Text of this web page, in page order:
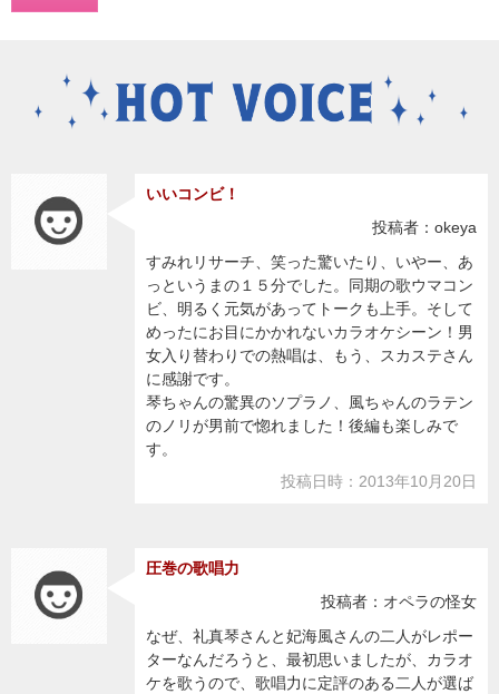
いいコンビ！
投稿者：okeya
すみれリサーチ、笑った驚いたり、いやー、あ
っというまの１５分でした。同期の歌ウマコン
ビ、明るく元気があってトークも上手。そして
めったにお目にかかれないカラオケシーン！男
女入り替わりでの熱唱は、もう、スカステさん
に感謝です。
琴ちゃんの驚異のソプラノ、風ちゃんのラテン
のノリが男前で惚れました！後編も楽しみで
す。
投稿日時：2013年10月20日
圧巻の歌唱力
投稿者：オペラの怪女
なぜ、礼真琴さんと妃海風さんの二人がレポー
ターなんだろうと、最初思いましたが、カラオ
ケを歌うので、歌唱力に定評のある二人が選ば